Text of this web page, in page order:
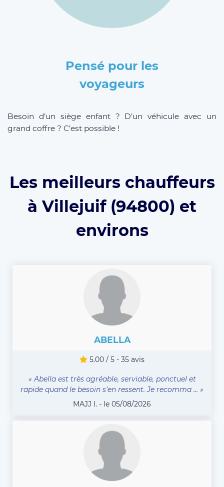
Pensé pour les
voyageurs
Besoin d’un siège enfant ? D’un véhicule avec un
grand coffre ? C’est possible !
Les meilleurs chauffeurs
à Villejuif (94800) et
environs
ABELLA
5.00 / 5 - 35 avis
« Abella est très agréable, serviable, ponctuel et
rapide quand le besoin s'en ressent. Je recomma ... »
MAJJ I. - le 05/08/2026